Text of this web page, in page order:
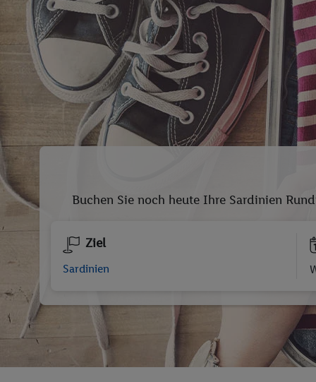
Buchen Sie noch heute Ihre Sardinien
Ziel